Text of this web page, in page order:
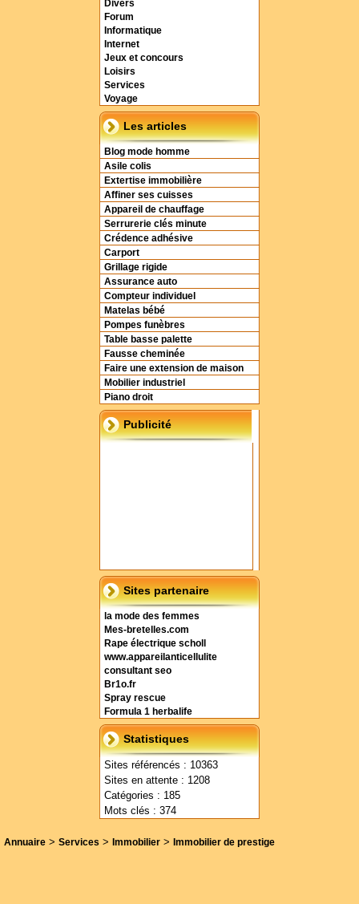
Divers
Forum
Informatique
Internet
Jeux et concours
Loisirs
Services
Voyage
Les articles
Blog mode homme
Asile colis
Extertise immobilière
Affiner ses cuisses
Appareil de chauffage
Serrurerie clés minute
Crédence adhésive
Carport
Grillage rigide
Assurance auto
Compteur individuel
Matelas bébé
Pompes funèbres
Table basse palette
Fausse cheminée
Faire une extension de maison
Mobilier industriel
Piano droit
Publicité
Sites partenaire
la mode des femmes
Mes-bretelles.com
Rape électrique scholl
www.appareilanticellulite
consultant seo
Br1o.fr
Spray rescue
Formula 1 herbalife
Statistiques
Sites référencés : 10363
Sites en attente : 1208
Catégories : 185
Mots clés : 374
Annuaire > Services > Immobilier > Immobilier de prestige